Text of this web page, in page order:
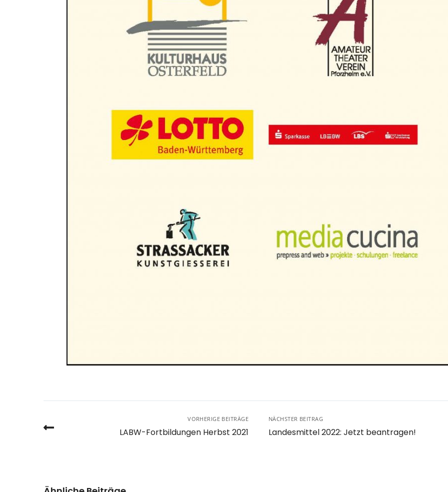
VORHERIGE BEITRÄGE
LABW-Fortbildungen Herbst 2021
NÄCHSTER BEITRAG
Landesmittel 2022: Jetzt beantragen!